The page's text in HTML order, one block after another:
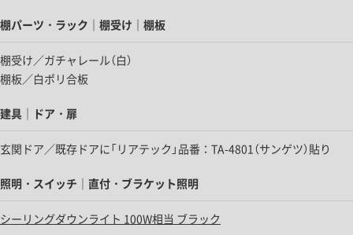
棚パーツ・ラック｜棚受け｜棚板
棚受け／ガチャレール（白）
棚板／白ポリ合板
建具｜ドア・扉
玄関ドア／既存ドアに「リアテック」品番：TA-4801（サンゲツ）貼り
照明・スイッチ｜直付・ブラケット照明
シーリングダウンライト 100W相当 ブラック